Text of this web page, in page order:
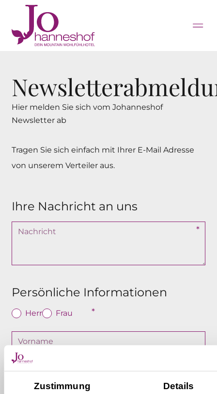
Zustimmung Details
Hier melden Sie sich vom Johanneshof
Newsletter ab
Tragen Sie sich einfach mit Ihrer E-Mail Adresse
von unserem Verteiler aus.
Ihre Nachricht an uns
Persönliche Informationen
Herr Frau